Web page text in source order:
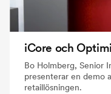
iCore och
Bo Holmberg, Senior
presenterar en demo
retaillösningen.